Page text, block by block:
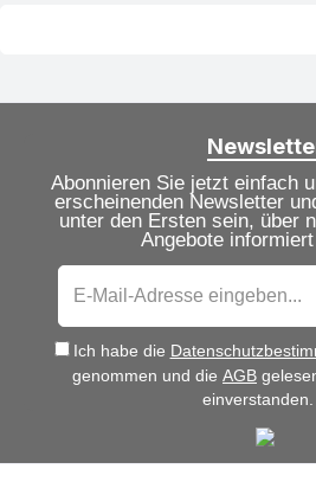
Abonnieren Sie jetzt einfach
erscheinenden Newsletter
unter den Ersten sein, über
Angebote
Ich habe die
genommen und die AGB
einverstanden.